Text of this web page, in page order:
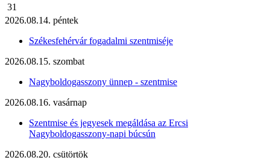
31
2026.08.14. péntek
Székesfehérvár fogadalmi szentmiséje
2026.08.15. szombat
Nagyboldogasszony ünnep - szentmise
2026.08.16. vasárnap
Szentmise és jegyesek megáldása az Ercsi
Nagyboldogasszony-napi búcsún
2026.08.20. csütörtök